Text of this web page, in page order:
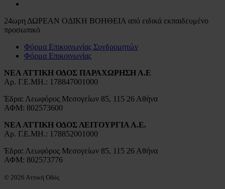
24ωρη ΔΩΡΕΑΝ ΟΔΙΚΗ ΒΟΗΘΕΙΑ από ειδικά εκπαιδευμένο
προσωπικό
Φόρμα Επικοινωνίας Συνδρομητών
Φόρμα Επικοινωνίας
ΝΕΑ ΑΤΤΙΚΗ ΟΔΟΣ ΠΑΡΑΧΩΡΗΣΗ Α.Ε
Αρ. Γ.Ε.ΜΗ.: 178847001000
Έδρα: Λεωφόρος Μεσογείων 85, 115 26 Αθήνα
ΑΦΜ: 802573600
ΝΕΑ ΑΤΤΙΚΗ ΟΔΟΣ ΛΕΙΤΟΥΡΓΙΑ Α.Ε.
Αρ. Γ.Ε.ΜΗ.: 178852001000
Έδρα: Λεωφόρος Μεσογείων 85, 115 26 Αθήνα
ΑΦΜ: 802573776
© 2026 Αττική Οδός